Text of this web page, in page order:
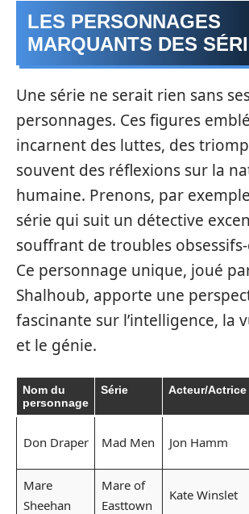
LES PERSONNAGES
MARQUANTS DES
Une série ne serait rien sans
personnages. Ces figures
incarnent des luttes, des
souvent des réflexions sur la
humaine. Prenons, par
série qui suit un détective
souffrant de troubles
Ce personnage unique, joué
Shalhoub, apporte une
fascinante sur l’intelligence, la
et le génie.
Nom du
personnage
Série Acteur/Actrice
Don Draper Mad Men Jon Hamm
Mare
Sheehan
Mare of
Easttown
Kate Winslet